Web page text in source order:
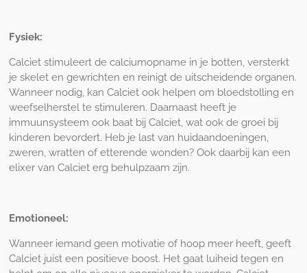
Fysiek:
Calciet stimuleert de calciumopname in je botten, versterkt
je skelet en gewrichten en reinigt de uitscheidende organen.
Wanneer nodig, kan Calciet ook helpen om bloedstolling en
weefselherstel te stimuleren. Daarnaast heeft je
immuunsysteem ook baat bij Calciet, wat ook de groei bij
kinderen bevordert. Heb je last van huidaandoeningen,
zweren, wratten of etterende wonden? Ook daarbij kan een
elixer van Calciet erg behulpzaam zijn.
Emotioneel:
Wanneer iemand geen motivatie of hoop meer heeft, geeft
Calciet juist een positieve boost. Het gaat luiheid tegen en